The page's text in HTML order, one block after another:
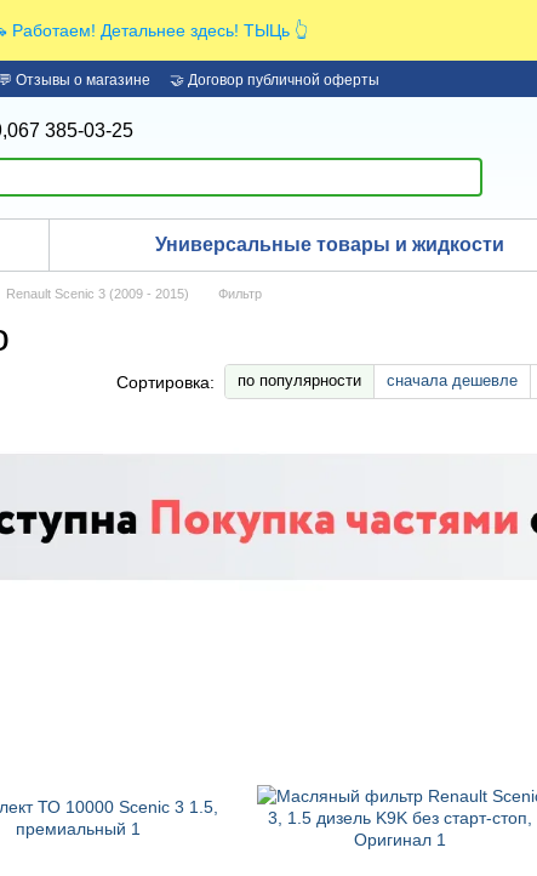
Детальнее здесь! ТЫЦь 👆
💬 Отзывы о магазине
🤝 Договор публичной оферты
067 385-03-25
Универсальные товары и жидкости
Renault Scenic 3 (2009 - 2015) Фильтр
Сортировка: по популярности сначала дешевле